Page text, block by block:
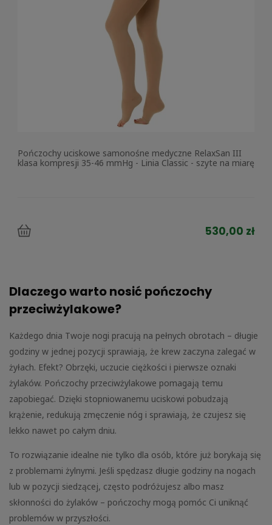
Pończochy uciskowe samonośne medyczne RelaxSan III
klasa kompresji 35-46 mmHg - Linia Classic - szyte na miarę
530,00 zł
Dlaczego warto nosić pończochy
przeciwżylakowe?
Każdego dnia Twoje nogi pracują na pełnych obrotach – długie
godziny w jednej pozycji sprawiają, że krew zaczyna zalegać w
żyłach. Efekt? Obrzęki, uczucie ciężkości i pierwsze oznaki
żylaków. Pończochy przeciwżylakowe pomagają temu
zapobiegać. Dzięki stopniowanemu uciskowi pobudzają
krążenie, redukują zmęczenie nóg i sprawiają, że czujesz się
lekko nawet po całym dniu.
To rozwiązanie idealne nie tylko dla osób, które już borykają się
z problemami żylnymi. Jeśli spędzasz długie godziny na nogach
lub w pozycji siedzącej, często podróżujesz albo masz
skłonności do żylaków – pończochy mogą pomóc Ci uniknąć
problemów w przyszłości.